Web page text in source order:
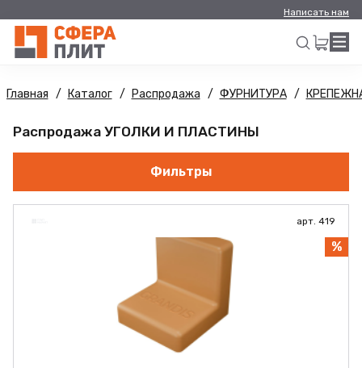
Написать нам
Искать
Главная Каталог Распродажа ФУРНИТУРА
Распродажа УГОЛКИ И ПЛАСТИНЫ
Фильтры
арт. 419
%